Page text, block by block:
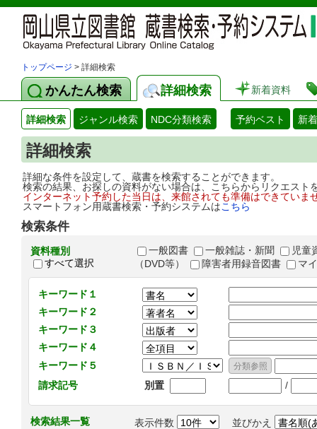
トップページ > 詳細検索
かんたん検索 詳細検索 新着資料
詳細検索 ジャンル検索 NDC分類検索 予約ベスト 新
詳細検索
詳細な条件を設定して、蔵書を検索することができます。
検索の結果、お探しの資料がない場合は、こちらからリクエス
インターネット予約した当日は、来館されても準備はできてい
スマートフォン用蔵書検索・予約システムはこちら
検索条件
資料種別
すべて選択
一般図書 一般雑誌・新聞
児童
（DVD等）
障害者用録音図書 マ
キーワード１
キーワード２
キーワード３
キーワード４
キーワード５
請求記号
別置 /
検索結果一覧 表示件数 並びかえ